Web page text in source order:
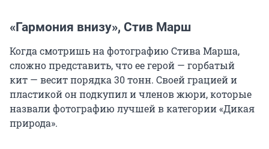
«Гармония внизу», Стив Марш
Когда смотришь на фотографию Стива Марша,
сложно представить, что ее герой — горбатый
кит — весит порядка 30 тонн. Своей грацией и
пластикой он подкупил и членов жюри, которые
назвали фотографию лучшей в категории «Дикая
природа».